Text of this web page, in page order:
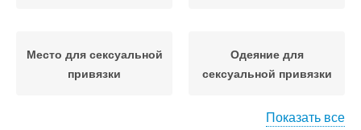
Место для сексуальной
привязки
Одеяние для
сексуальной привязки
Показать все